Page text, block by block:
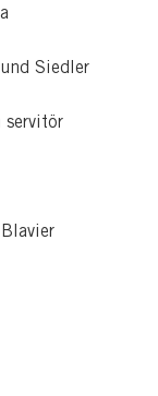
Siedler